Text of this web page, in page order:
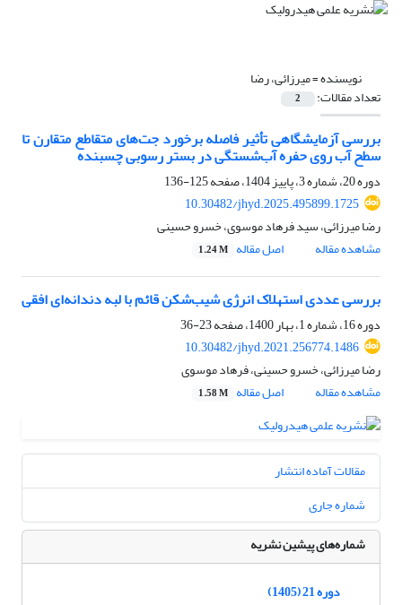
نویسنده =میرزائی، رضا
تعداد مقالات: 2
بررسی آزمایشگاهی تأثیر فاصله برخورد جت‌های متقاطع متقارن تا
سطح آب روی حفره آب‌شستگی در بستر رسوبی چسبنده
دوره 20، شماره 3، پاییز 1404، صفحه
125-136
10.30482/jhyd.2025.495899.1725
رضا میرزائی، سید فرهاد موسوی، خسرو حسینی
مشاهده مقاله
اصل مقاله 1.24 M
بررسی عددی استهلاک انرژی شیب‌شکن قائم با لبه‌ دندانه‌ای افقی
دوره 16، شماره 1، بهار 1400، صفحه
23-36
10.30482/jhyd.2021.256774.1486
رضا میرزائی، خسرو حسینی، فرهاد موسوی
مشاهده مقاله
اصل مقاله 1.58 M
مقالات آماده انتشار
شماره جاری
شماره‌های پیشین نشریه
دوره 21 (1405)